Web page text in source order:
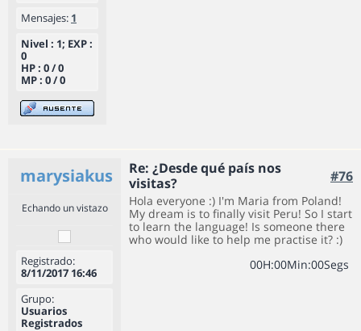
Mensajes: 1
Nivel : 1; EXP :
0
HP : 0 / 0
MP : 0 / 0
marysiakus
Re: ¿Desde qué país nos
visitas?
#76
Echando un vistazo
Registrado:
8/11/2017 16:46
Grupo:
Usuarios
Registrados
Hola everyone :) I'm Maria from Poland!
My dream is to finally visit Peru! So I start
to learn the language! Is someone there
who would like to help me practise it? :)
00H:00Min:00Segs